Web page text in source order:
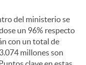
del ministerio se
un 96% respecto
con un total de
millones son